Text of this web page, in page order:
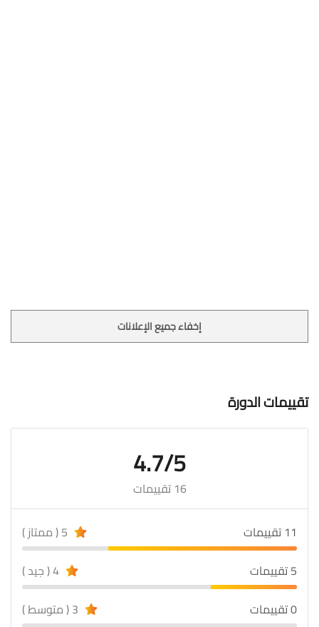
إخفاء جميع الإعلانات
تقييمات الدورة
4.7/5
16 تقييمات
11 تقييمات
5 تقييمات
0 تقييمات